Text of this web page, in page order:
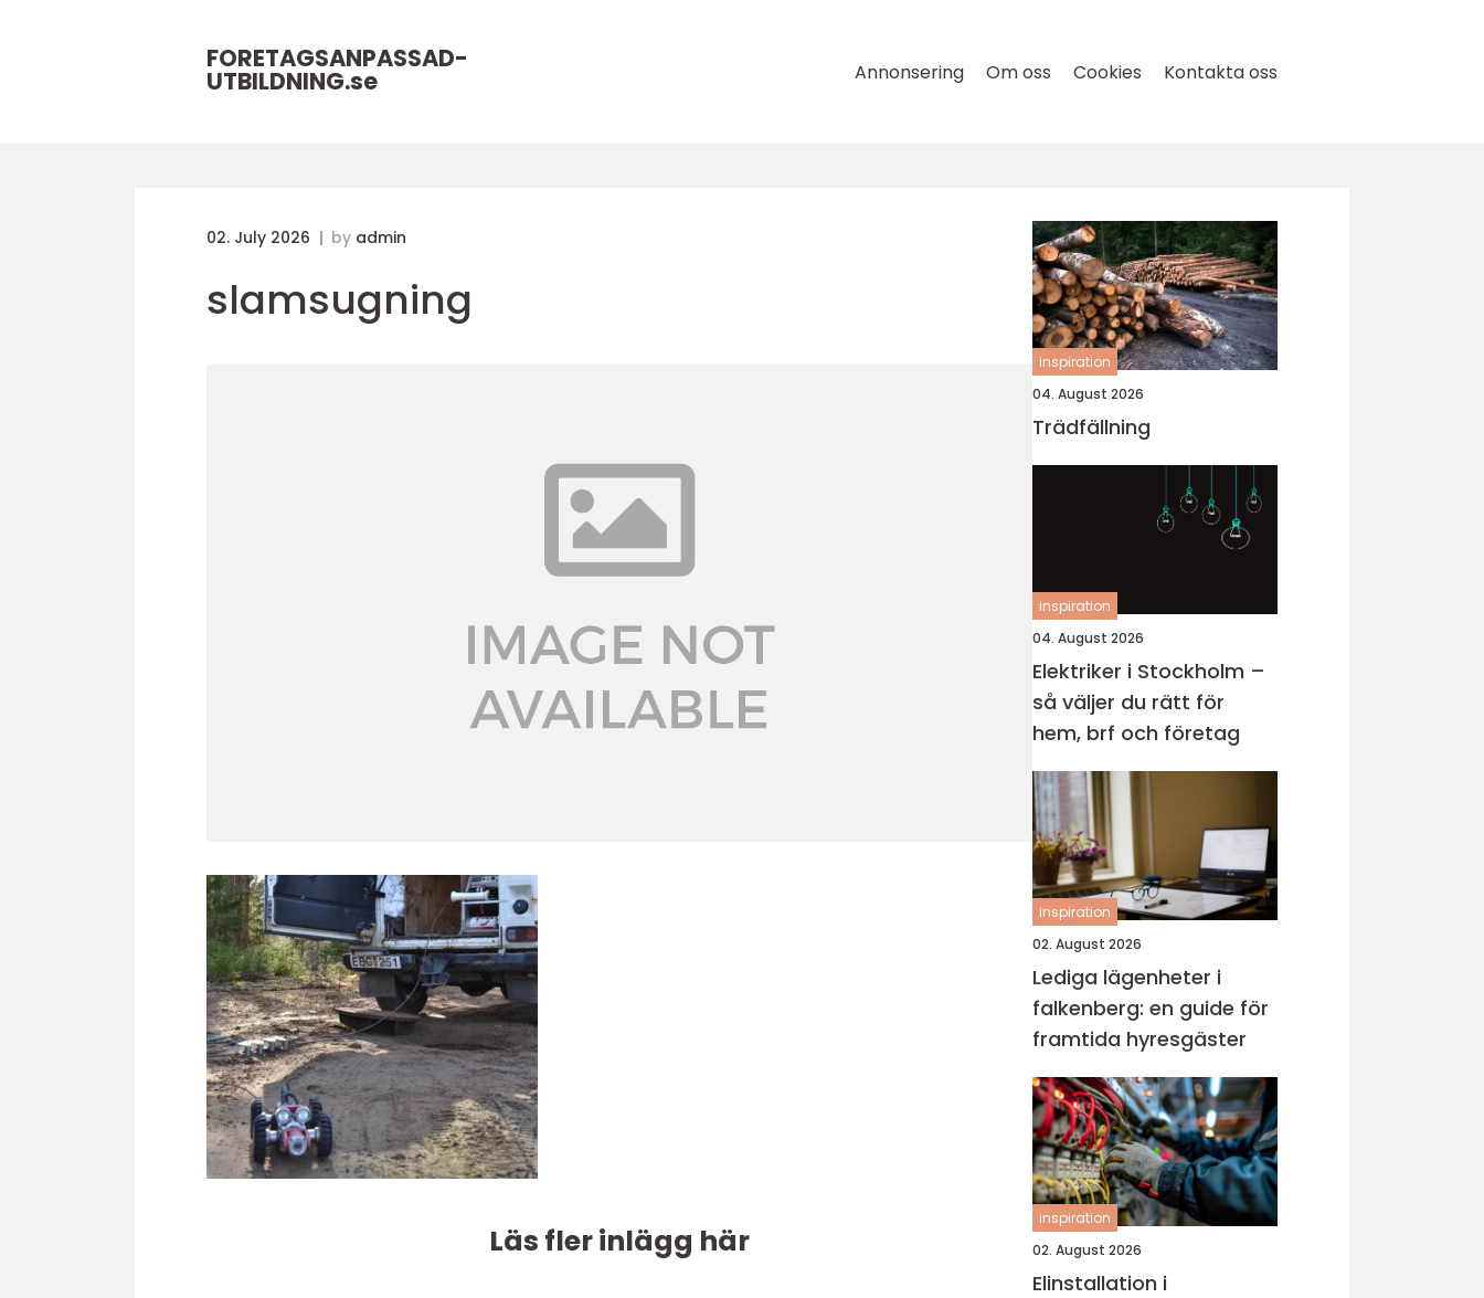
FORETAGSANPASSAD-
UTBILDNING.se Annonsering Om oss Cookies Kontakta oss
02. July 2026 by admin
slamsugning
Läs fler inlägg här
inspiration
04. August 2026
Trädfällning
inspiration
04. August 2026
Elektriker i Stockholm –
så väljer du rätt för
hem, brf och företag
inspiration
02. August 2026
Lediga lägenheter i
falkenberg: en guide för
framtida hyresgäster
inspiration
02. August 2026
Elinstallation i